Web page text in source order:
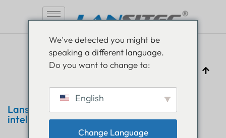
Lansitec lancia nuovi tracker di badge
intelligenti per la gestione delle risorse
We've detected you might be
speaking a different language.
Do you want to change to:
English
Change Language